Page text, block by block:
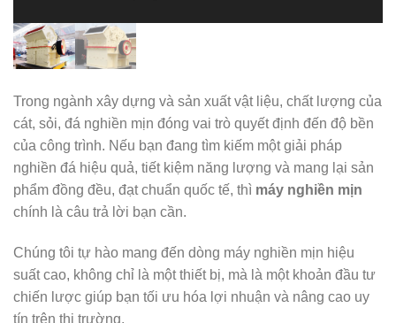
Trong ngành xây dựng và sản xuất vật liệu, chất lượng của
cát, sỏi, đá nghiền mịn đóng vai trò quyết định đến độ bền
của công trình. Nếu bạn đang tìm kiếm một giải pháp
nghiền đá hiệu quả, tiết kiệm năng lượng và mang lại sản
phẩm đồng đều, đạt chuẩn quốc tế, thì máy nghiền mịn
chính là câu trả lời bạn cần.
Chúng tôi tự hào mang đến dòng máy nghiền mịn hiệu
suất cao, không chỉ là một thiết bị, mà là một khoản đầu tư
chiến lược giúp bạn tối ưu hóa lợi nhuận và nâng cao uy
tín trên thị trường.